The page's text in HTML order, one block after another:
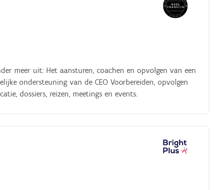
meer uit: Het aansturen, coachen en opvolgen van een
ondersteuning van de CEO Voorbereiden, opvolgen
dossiers, reizen, meetings en events.